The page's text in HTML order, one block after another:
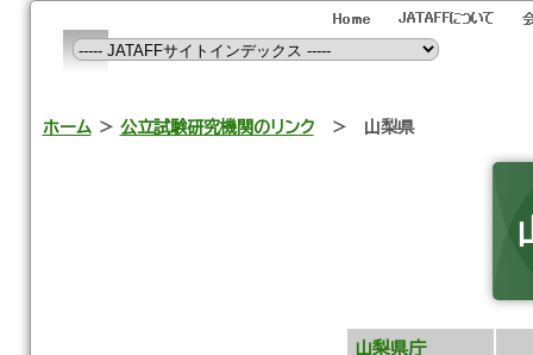
ホーム＞ 公立試験研究機関のリンク＞ 山梨県
山梨県庁